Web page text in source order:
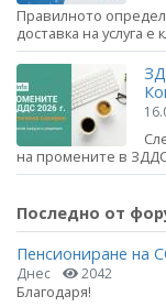
Правилното
доставка на услуга
на промените в ЗДДС
Последно от
Пенсиониране на
Днес 2042
Благодаря!